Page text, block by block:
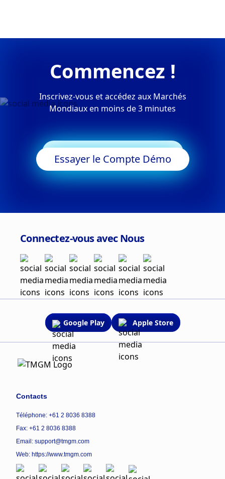
Commencez !
Inscrivez-vous et accédez aux Marchés
Mondiaux en moins de 3 minutes
Commencer à Trader
Essayer le Compte Démo
Connectez-vous avec Nous
Google Play Apple Store
Contacts
Téléphone: +61 2 8036 8388
Fax: +61 2 8036 8388
Email: support@tmgm.com
Web: https://www.tmgm.com